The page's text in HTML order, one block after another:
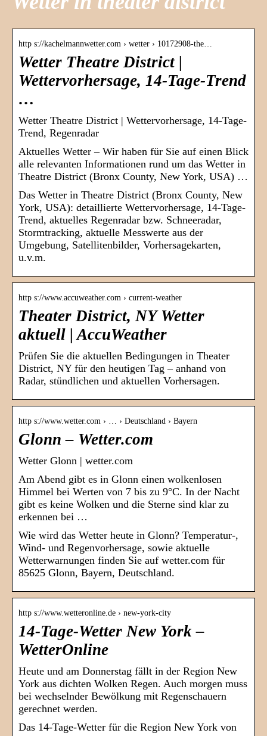
http s://kachelmannwetter.com › wetter › 10172908-the…
Wetter Theatre District |
Wettervorhersage, 14-Tage-Trend
…
Wetter Theatre District | Wettervorhersage, 14-Tage-
Trend, Regenradar
Aktuelles Wetter – Wir haben für Sie auf einen Blick
alle relevanten Informationen rund um das Wetter in
Theatre District (Bronx County, New York, USA) …
Das Wetter in Theatre District (Bronx County, New
York, USA): detaillierte Wettervorhersage, 14-Tage-
Trend, aktuelles Regenradar bzw. Schneeradar,
Stormtracking, aktuelle Messwerte aus der
Umgebung, Satellitenbilder, Vorhersagekarten,
u.v.m.
http s://www.accuweather.com › current-weather
Theater District, NY Wetter
aktuell | AccuWeather
Prüfen Sie die aktuellen Bedingungen in Theater
District, NY für den heutigen Tag – anhand von
Radar, stündlichen und aktuellen Vorhersagen.
http s://www.wetter.com › … › Deutschland › Bayern
Glonn – Wetter.com
Wetter Glonn | wetter.com
Am Abend gibt es in Glonn einen wolkenlosen
Himmel bei Werten von 7 bis zu 9°C. In der Nacht
gibt es keine Wolken und die Sterne sind klar zu
erkennen bei …
Wie wird das Wetter heute in Glonn? Temperatur-,
Wind- und Regenvorhersage, sowie aktuelle
Wetterwarnungen finden Sie auf wetter.com für
85625 Glonn, Bayern, Deutschland.
http s://www.wetteronline.de › new-york-city
14-Tage-Wetter New York –
WetterOnline
Heute und am Donnerstag fällt in der Region New
York aus dichten Wolken Regen. Auch morgen muss
bei wechselnder Bewölkung mit Regenschauern
gerechnet werden.
Das 14-Tage-Wetter für die Region New York von